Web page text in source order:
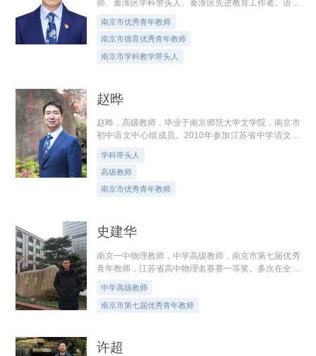
师、秦淮区学科带头人、秦淮区先进教育工作者。语文
报社基础教育研究院讲席专家。南京市信息化教学能手
比赛（现场赛）特等奖。主持和参与...
南京市优秀青年教师
南京市德育优秀青年教师
南京市学科教学带头人
赵晔
赵晔，高级教师，毕业于南京师范大学文学院，南京市
初中语文中心组成员。2010年参加江苏省中学语文教
教学基本功大赛（初中语文）均获一等奖...
学科带头人
高级教师
南京市优秀青年教师
史建华
南京一中物理教师，中学高级教师，南京市第七届优秀
青年教师，江苏省高中物理名赛赛一等奖。多次在全市
开设公开课、讲座，多次参加市模考命题工作，市高三
物理核心组成员。教学中，注重学生...
中学高级教师
南京市第七届优秀青年教师
许超